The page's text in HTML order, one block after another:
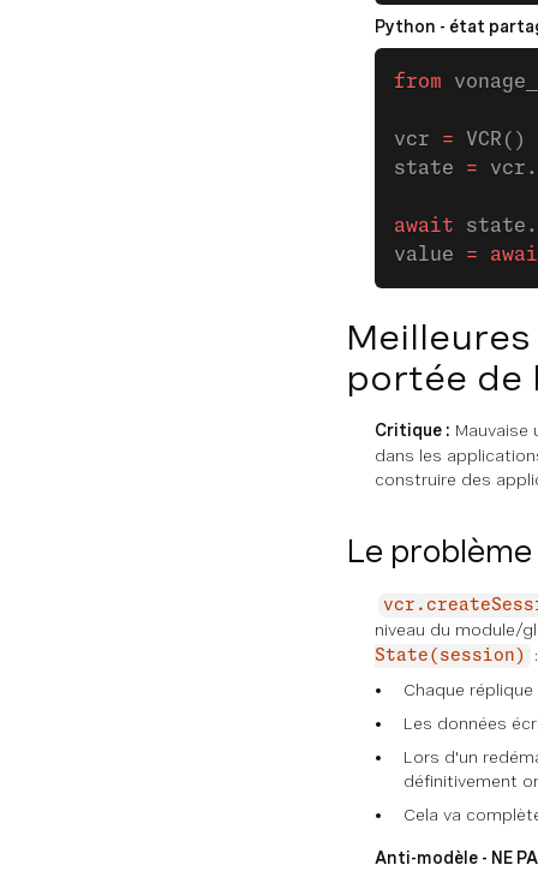
Python - état
from
vcr = VCR()
state =
await
value =
portée de
Critique : Mauvaise
dans les
construire des
Le problème
niveau du module/
State(session)
:
Chaque
Les données
Lors d'un
définitivement
Cela va
Anti-modèle - NE